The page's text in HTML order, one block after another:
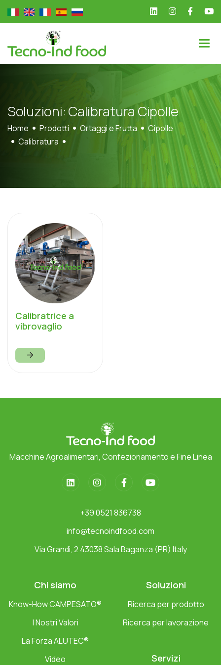
Soluzioni:Calibratura Cipolle
Home Prodotti Ortaggi e Frutta
Cipolle
Calibratura
Calibratrice a
vibrovaglio
Macchine Agroalimentari, Confezionamento e Fine Linea
+39 0521 836738
info@tecnoindfood.com
Via Grandi, 2 43038 Sala Baganza (PR) Italy
Chi siamo
Know-How CAMPESATO®
I Nostri Valori
La Forza ALUTEC®
Video
Soluzioni
Ricerca per prodotto
Ricerca per lavorazione
Servizi